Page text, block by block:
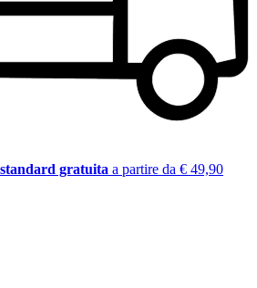
gratuita a partire da € 49,90